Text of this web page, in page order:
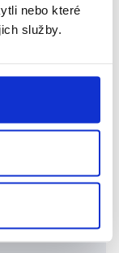
nebo které
služby.
2+kk nebo